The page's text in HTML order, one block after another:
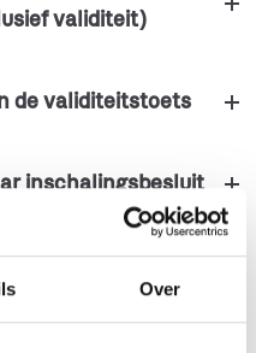
Over
validiteit)
de validiteitstoets
inschalingsbesluit